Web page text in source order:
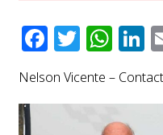
Nelson Vicente –